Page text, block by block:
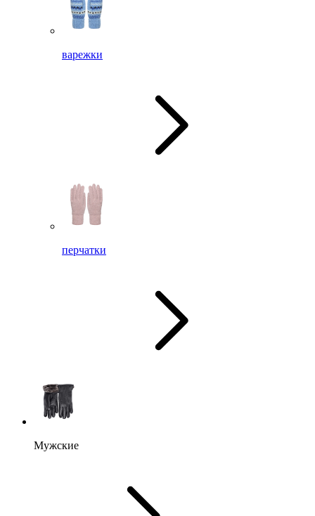
варежки
перчатки
Мужские